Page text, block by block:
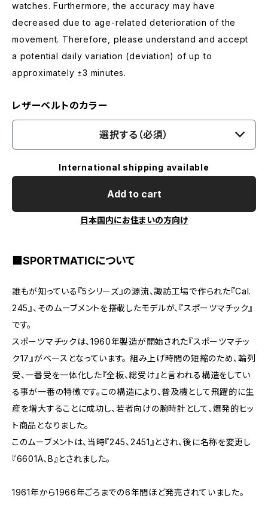
watches. Furthermore, the accuracy may have
decreased due to age-related deterioration of the
movement. Therefore, please understand and accept
a potential daily variation (deviation) of up to
approximately ±3 minutes.
レザーベルトのカラー
選択する（必須）
International shipping available
Add to cart
日本国内にお住まいの方向け
■SPORTMATICについて
誰もが知っている『5シリーズ』の源流、諏訪工場で作られた『Cal.
245』、そのムーブメントを搭載したモデルが、『スポーツマチック』
です。
スポーツマチックは、1960年製造が開始された『スポーツマチッ
ク17』がベースとなっています。 組み上げ時間の短縮のため、輪列
受、一番受を一体化した『全板、総受け』と言われる構造をしてい
る事が一番の特徴です。この構造により、普及機として飛躍的に生
産を増大することに成功し、若者向けの腕時計として、爆発的ヒッ
ト商品となりました。
このムーブメントは、当時『245、2451』とされ、後に名称を変更し
『6601A、B』とされました。
1961年から1966年ごろまでの6年間ほど発売されていました。